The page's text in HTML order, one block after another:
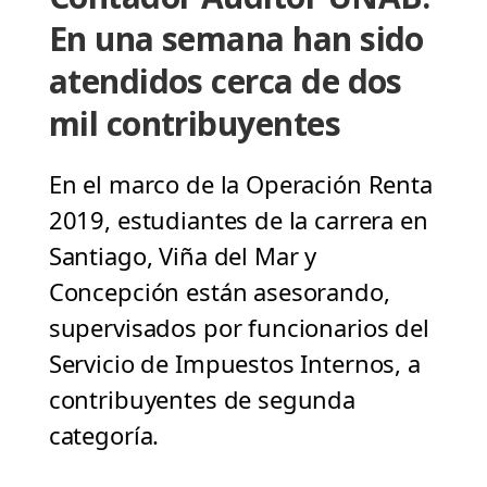
En una semana han sido
atendidos cerca de dos
mil contribuyentes
En el marco de la Operación Renta
2019, estudiantes de la carrera en
Santiago, Viña del Mar y
Concepción están asesorando,
supervisados por funcionarios del
Servicio de Impuestos Internos, a
contribuyentes de segunda
categoría.